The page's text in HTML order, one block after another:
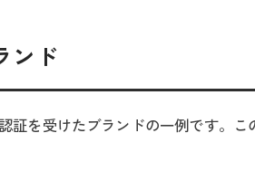
ンド
証を受けたブランドの一例です。